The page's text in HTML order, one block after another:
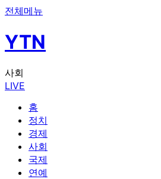
전체메뉴
YTN
사회
LIVE
홈
정치
경제
사회
국제
연예